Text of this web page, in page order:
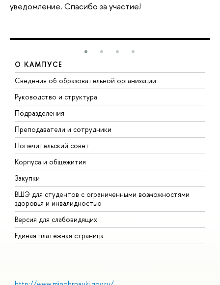
уведомление. Спасибо за участие!
О КАМПУСЕ
Сведения об образовательной организации
Руководство и структура
Подразделения
Преподаватели и сотрудники
Попечительский совет
Корпуса и общежития
Закупки
ВШЭ для студентов с ограниченными возможностями
здоровья и инвалидностью
Версия для слабовидящих
Единая платежная страница